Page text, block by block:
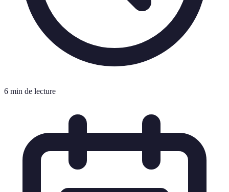
6 min de lecture